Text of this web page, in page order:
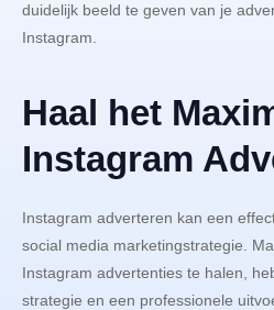
duidelijk beeld te geven van je
Instagram.
Haal het
Instagram
Instagram adverteren kan een
social media marketingstrategie.
Instagram advertenties te halen,
strategie en een professionele